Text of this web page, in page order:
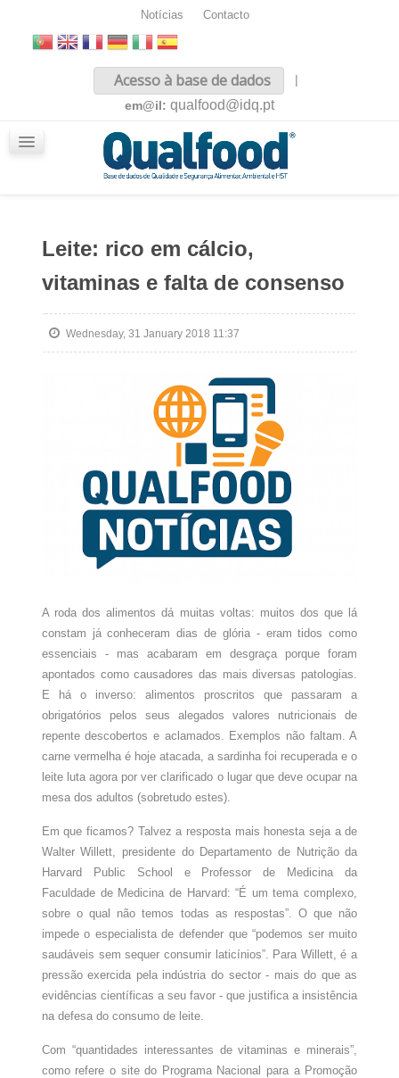
Notícias Contacto
Acesso à base de dados
|
em@il: qualfood@idq.pt
Leite: rico em cálcio,
vitaminas e falta de consenso
Wednesday, 31 January 2018 11:37
A roda dos alimentos dá muitas voltas: muitos dos que lá
constam já conheceram dias de glória - eram tidos como
essenciais - mas acabaram em desgraça porque foram
apontados como causadores das mais diversas patologias.
E há o inverso: alimentos proscritos que passaram a
obrigatórios pelos seus alegados valores nutricionais de
repente descobertos e aclamados. Exemplos não faltam. A
carne vermelha é hoje atacada, a sardinha foi recuperada e o
leite luta agora por ver clarificado o lugar que deve ocupar na
mesa dos adultos (sobretudo estes).
Em que ficamos? Talvez a resposta mais honesta seja a de
Walter Willett, presidente do Departamento de Nutrição da
Harvard Public School e Professor de Medicina da
Faculdade de Medicina de Harvard: “É um tema complexo,
sobre o qual não temos todas as respostas”. O que não
impede o especialista de defender que “podemos ser muito
saudáveis sem sequer consumir laticínios”. Para Willett, é a
pressão exercida pela indústria do sector - mais do que as
evidências científicas a seu favor - que justifica a insistência
na defesa do consumo de leite.
Com “quantidades interessantes de vitaminas e minerais”,
como refere o site do Programa Nacional para a Promoção